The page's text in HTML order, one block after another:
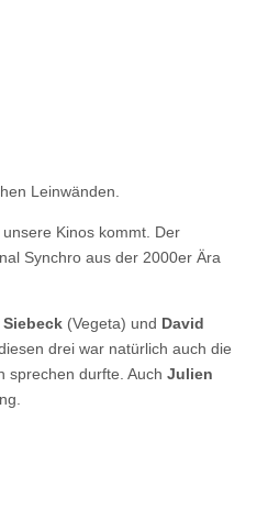
Leinwänden.
Kinos kommt. Der
Synchro aus der 2000er Ära
(Vegeta) und David
drei war natürlich auch die
sprechen durfte. AuchJulien